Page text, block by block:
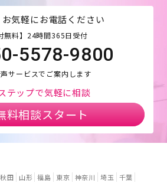
お気軽にお電話ください
無料】24時間365日受付
5578-9800
サービスでご案内します
テップで気軽に相談
料相談スタート
秋田 山形 福島 東京 神奈川 埼玉
千葉